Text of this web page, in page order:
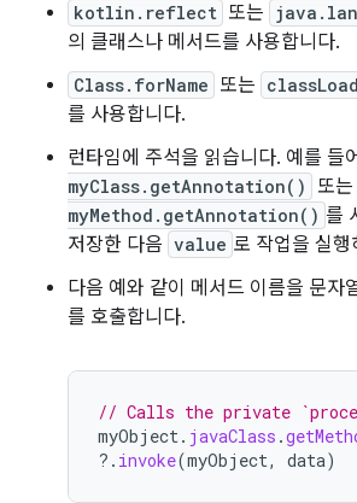
kotlin.reflect 또는
의 클래스나 메서드를 사용합니다.
Class.forName 또는
를 사용합니다.
런타임에 주석을 읽습니다. 예를 들
myClass.getAnnotation()
또는
myMethod.getAnnotation() 를
저장한 다음 value 로 작업을 실
다음 예와 같이 메서드 이름을 문자
를 호출합니다.
// Calls the private
myObject. javaClass .
?. invoke(myObject, data)